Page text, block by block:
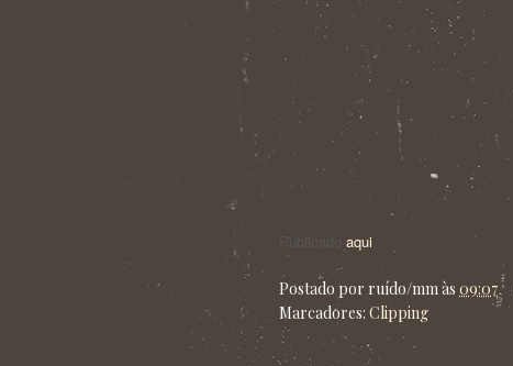
Publicado aqui
Postado por ruído/mmàs 09:07
Marcadores: Clipping